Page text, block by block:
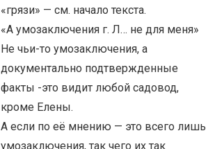
«грязи» — см. начало текста.
«А умозаключения г. Л… не для меня»
Не чьи-то умозаключения, а
документально подтвержденные
факты -это видит любой садовод,
кроме Елены.
А если по её мнению — это всего лишь
умозаключения, так чего их так